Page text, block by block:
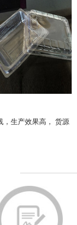
，生产效果高， 货源